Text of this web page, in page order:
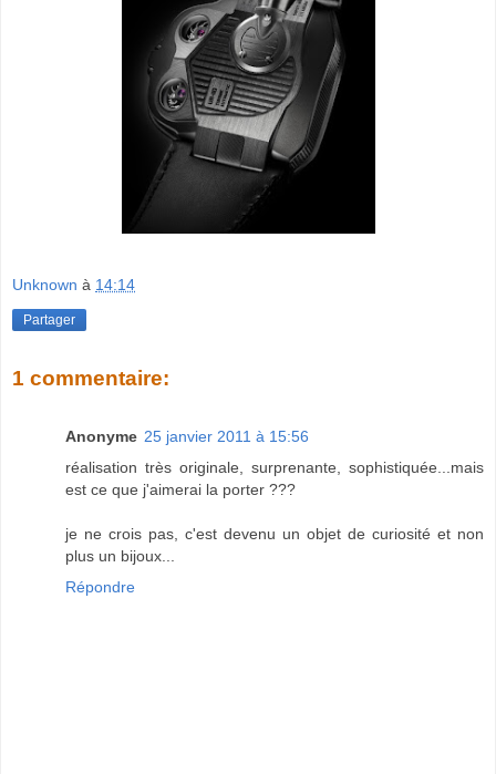
Unknown à 14:14
Partager
1 commentaire:
Anonyme 25 janvier 2011 à 15:56
réalisation très originale, surprenante, sophistiquée...mais
est ce que j'aimerai la porter ???
je ne crois pas, c'est devenu un objet de curiosité et non
plus un bijoux...
Répondre